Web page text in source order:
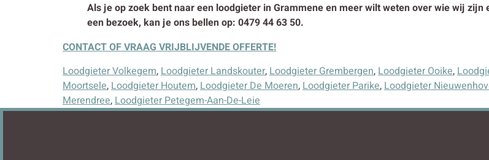
Als je op zoek bent naar een loodgieter in Grammene en meer wilt weten over wie wij
een bezoek, kan je ons bellen op: 0479 44 63 50.
CONTACT OF VRAAG VRIJBLIJVENDE OFFERTE!
Loodgieter Volkegem, Loodgieter Landskouter, Loodgieter Grembergen, Loodgieter Ooike,
Moortsele, Loodgieter Houtem, Loodgieter De Moeren, Loodgieter Parike, Loodgieter
Merendree, Loodgieter Petegem-Aan-De-Leie